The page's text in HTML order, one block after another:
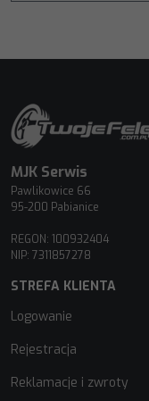
MJK Serwis
Pawlikowice 66
95-200 Pabianice
REGON: 100932404
NIP: 7311857278
STREFA KLIENTA
Logowanie
Rejestracja
Reklamacje i zwroty